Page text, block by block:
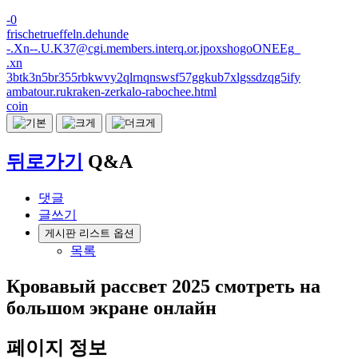
-0
frischetrueffeln.dehunde
-.Xn--.U.K37@cgi.members.interq.or.jpoxshogoONEEg_
.xn
3btk3n5br355rbkwvy2qlrnqnswsf57ggkub7xlgssdzqg5ify
ambatour.rukraken-zerkalo-rabochee.html
coin
뒤로가기 Q&A
댓글
글쓰기
게시판 리스트 옵션
목록
Кровавый рассвет 2025 смотреть на
большом экране онлайн
페이지 정보